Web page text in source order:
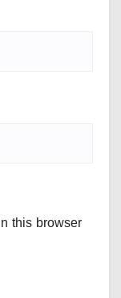
this browser